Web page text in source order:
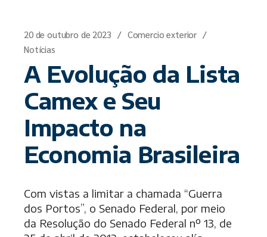
20 de outubro de 2023
Comercio exterior
Notícias
A Evolução da Lista
Camex e Seu
Impacto na
Economia Brasileira
Com vistas a limitar a chamada “Guerra
dos Portos”, o Senado Federal, por meio
da Resolução do Senado Federal nº 13, de